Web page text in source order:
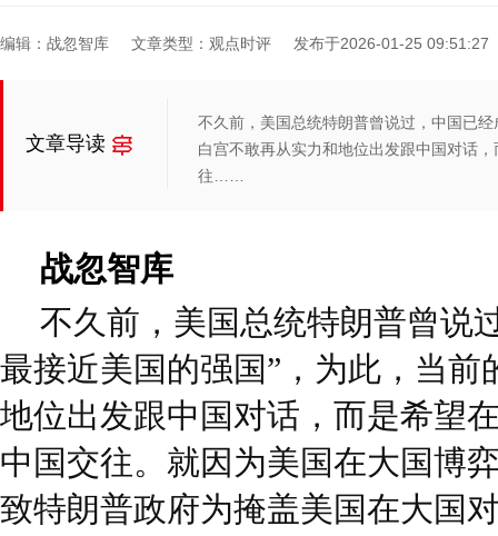
编辑：战忽智库 文章类型：观点时评 发布于2026-01-25 09:51:27
文章导读
不久前，美国总统特朗普曾说过，中国已
白宫不敢再从实力和地位出发跟中国对话
往……
战忽智库
不久前，美国总统特朗普曾说
最接近美国的强国”，为此，当前
地位出发跟中国对话，而是希望
中国交往。就因为美国在大国博
致特朗普政府为掩盖美国在大国